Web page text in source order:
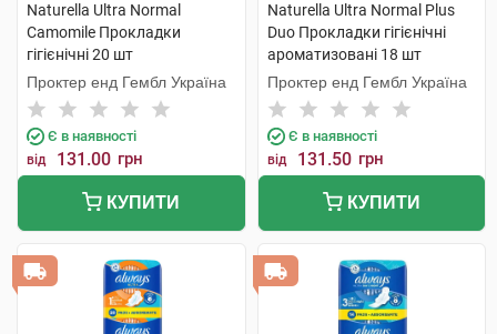
Naturella Ultra Normal
Camomile Прокладки
гігієнічні 20 шт
Проктер енд Гембл Україна
Є в наявності
від 131.00 грн
КУПИТИ
Naturella Ultra Normal Plus
Duo Прокладки гігієнічні
ароматизовані 18 шт
Проктер енд Гембл Україна
Є в наявності
від 131.50 грн
КУПИТИ